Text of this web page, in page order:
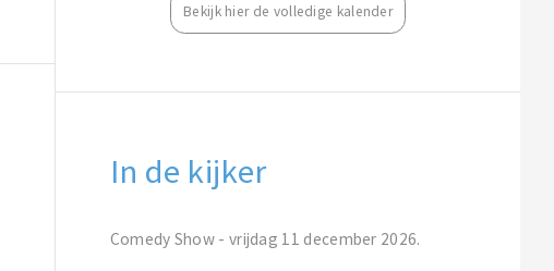
Bekijk hier de volledige kalender
In de kijker
Comedy Show - vrijdag 11 december 2026.